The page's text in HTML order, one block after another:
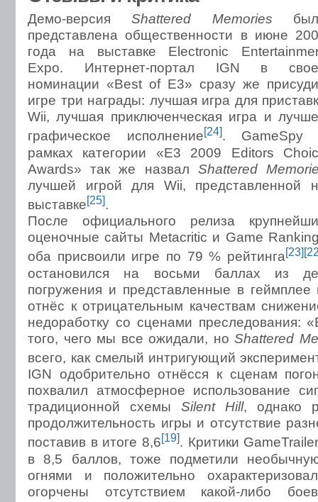
Демо-версияShattered Memories
представлена общественности в июне
года на выставке Electronic
Expo. Интернет-портал IGN в
номинации «Best of E3» сразу же
игре три награды: лучшая игра для
Wii, лучшая приключенческая игра и
графическое исполнение[24]. GameSpy
рамках категории «E3 2009 Editors
Awards» так же назвал Shattered
лучшей игрой для Wii, представленной
выставке[25].
После официального релиза
оценочные сайты Metacritic и Game
оба присвоили игре по 79 % рейтинга[23]
остановился на восьми баллах из
погружения и представленные в
отнёс к отрицательным качествам
недоработку со сценами преследования:
того, чего мы все ожидали, ноShattered
всего, как смелый интригующий
IGN одобрительно отнёсся к сценам
похвалил атмосферное использование
традиционной схемы Silent Hill, однако
продолжительность игры и отсутствие
поставив в итоге 8,6[19]. Критики
в 8,5 баллов, тоже подметили
огнями и положительно
огорчены отсутствием какой-либо